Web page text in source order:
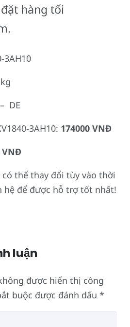
hàng tối
3AH10
DE
3AH10: 174000 VNĐ
VNĐ
thể thay đổi tùy vào thời
hệ để được hỗ trợ tốt nhất!
luận
được hiển thị công
buộc được đánh dấu *